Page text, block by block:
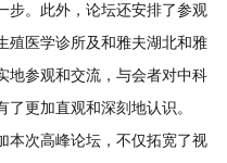
步。此外，论坛还安排了参观
殖医学诊所及和雅夫湖北和雅
地参观和交流，与会者对中科
更加直观和深刻地认识。
本次高峰论坛，不仅拓宽了视